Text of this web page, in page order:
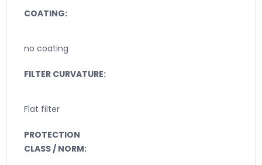
COATING:
no coating
FILTER CURVATURE:
Flat filter
PROTECTION
CLASS / NORM: